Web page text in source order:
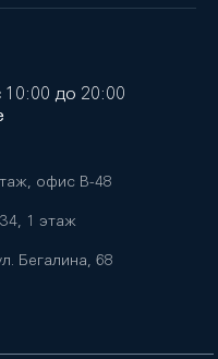
10:00 до 20:00
офис B-48
1 этаж
Бегалина, 68